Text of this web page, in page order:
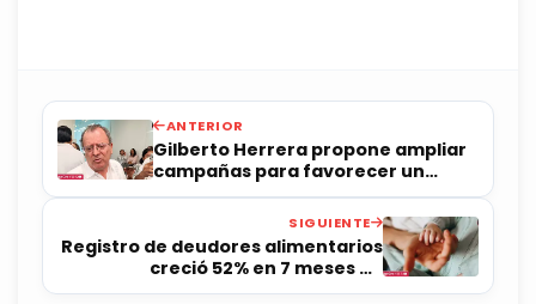
ANTERIOR
Gilberto Herrera propone ampliar
campañas para favorecer un
“voto razonado”
SIGUIENTE
Registro de deudores alimentarios
creció 52% en 7 meses en
Querétaro